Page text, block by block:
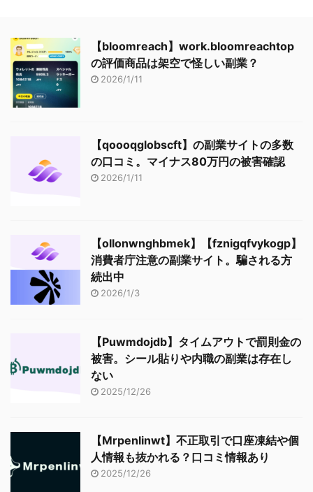
【bloomreach】work.bloomreachtop
の評価商品は架空で怪しい副業？
2026/1/11
【qoooqglobscft】の副業サイトの多数
の口コミ。マイナス80万円の被害確認
2026/1/11
【ollonwnghbmek】【fznigqfvykogp】
消費者庁注意の副業サイト。騙される方
続出中
2026/1/3
【Puwmdojdb】タイムアウトで罰則金の
被害。シール貼りや内職の副業は存在し
ない
2025/12/26
【Mrpenlinwt】不正取引で口座凍結や個
人情報も抜かれる？口コミ情報あり
2025/12/26